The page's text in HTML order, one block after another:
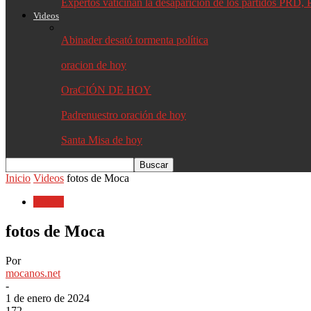
Expertos vaticinan la desaparición de los partidos PRD,
Videos
Abinader desató tormenta política
oracion de hoy
OraCIÓN DE HOY
Padrenuestro oración de hoy
Santa Misa de hoy
Inicio Videos fotos de Moca
fotos de Moca
Por
mocanos.net
-
1 de enero de 2024